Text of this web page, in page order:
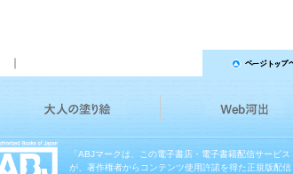
「ABJマークは、この電子書店・電子書籍配信サービス
が、著作権者からコンテンツ使用許諾を得た正規版配信